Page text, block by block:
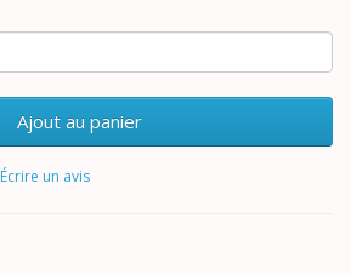
Ajout au panier
Écrire un avis